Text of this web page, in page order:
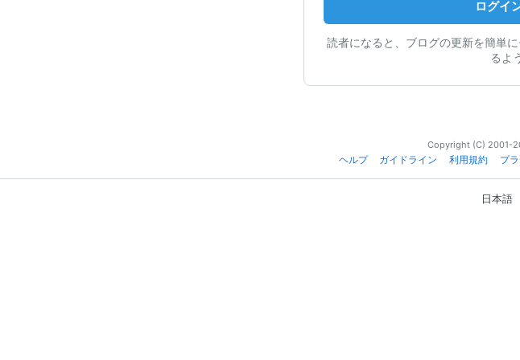
ログイ
読者になると、ブログの更新を簡単
るよ
Copyright (C) 2001-
ヘルプ
ガイドライン 利用規約 プ
日本語